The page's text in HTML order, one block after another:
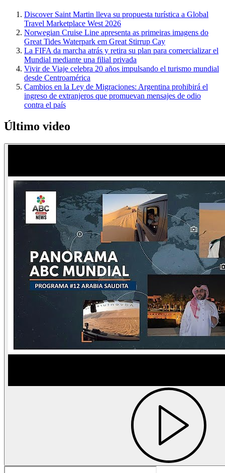
Discover Saint Martin lleva su propuesta turística a Global
Travel Marketplace West 2026
Norwegian Cruise Line apresenta as primeiras imagens do
Great Tides Waterpark em Great Stirrup Cay
La FIFA da marcha atrás y retira su plan para comercializar el
Mundial mediante una filial privada
Vivir de Viaje celebra 20 años impulsando el turismo mundial
desde Centroamérica
Cambios en la Ley de Migraciones: Argentina prohibirá el
ingreso de extranjeros que promuevan mensajes de odio
contra el país
Último video